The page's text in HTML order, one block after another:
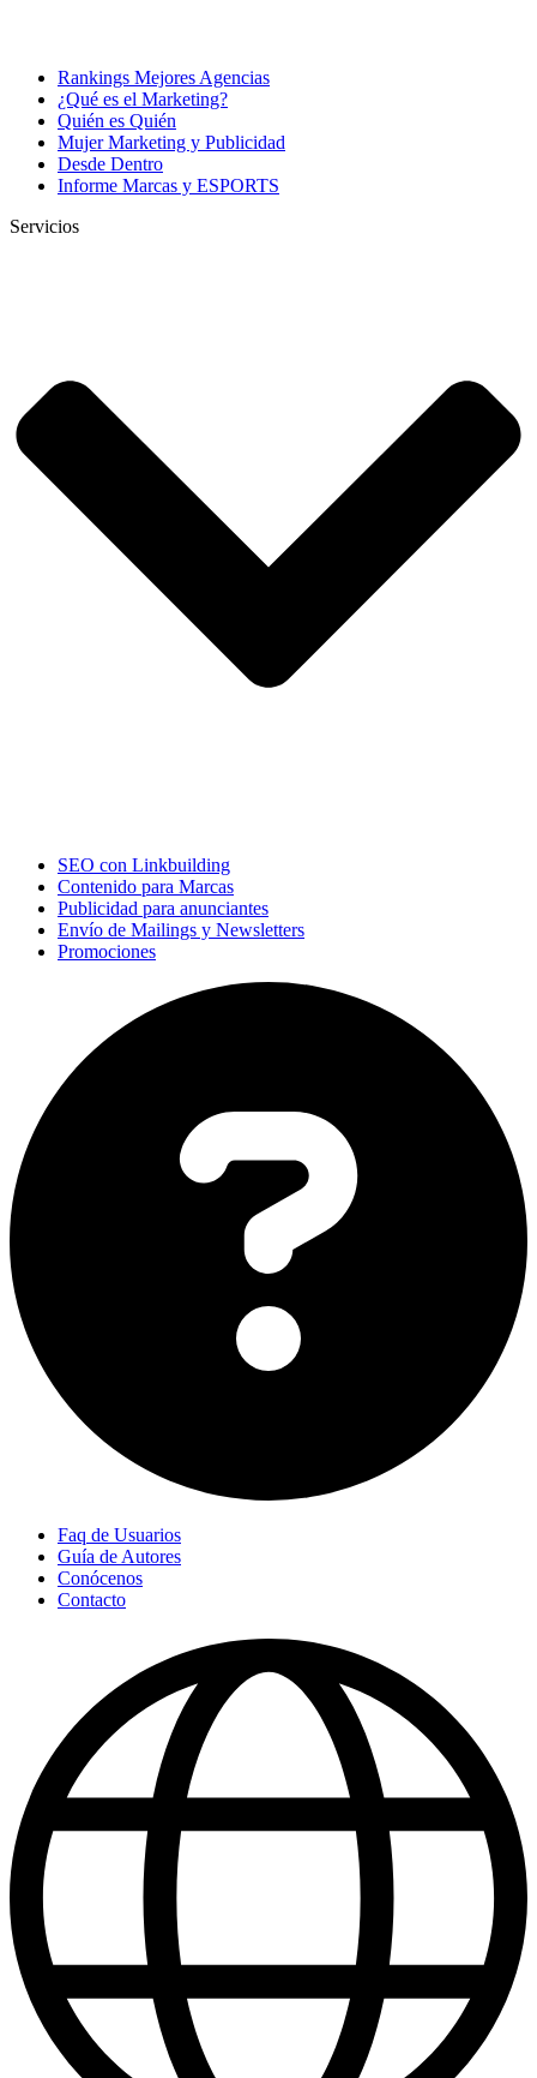
Rankings Mejores Agencias
¿Qué es el Marketing?
Quién es Quién
Mujer Marketing y Publicidad
Desde Dentro
Informe Marcas y ESPORTS
Servicios
SEO con Linkbuilding
Contenido para Marcas
Publicidad para anunciantes
Envío de Mailings y Newsletters
Promociones
Faq de Usuarios
Guía de Autores
Conócenos
Contacto